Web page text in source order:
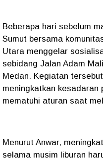
Beberapa hari sebelum
Sumut bersama
Utara menggelar
sebidang Jalan Adam
Medan. Kegiatan
meningkatkan kesadaran
mematuhi aturan saat
Menurut Anwar,
selama musim liburan